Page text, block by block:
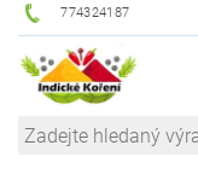
774324187